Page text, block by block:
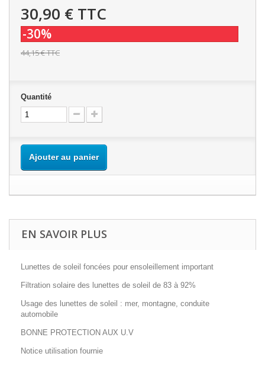
30,90 € TTC
-30%
44,15 €TTC
Quantité
Ajouter au panier
EN SAVOIR PLUS
Lunettes de soleil foncées pour ensoleillement important
Filtration solaire des lunettes de soleil de 83 à 92%
Usage des lunettes de soleil : mer, montagne, conduite
automobile
BONNE PROTECTION AUX U.V
Notice utilisation fournie